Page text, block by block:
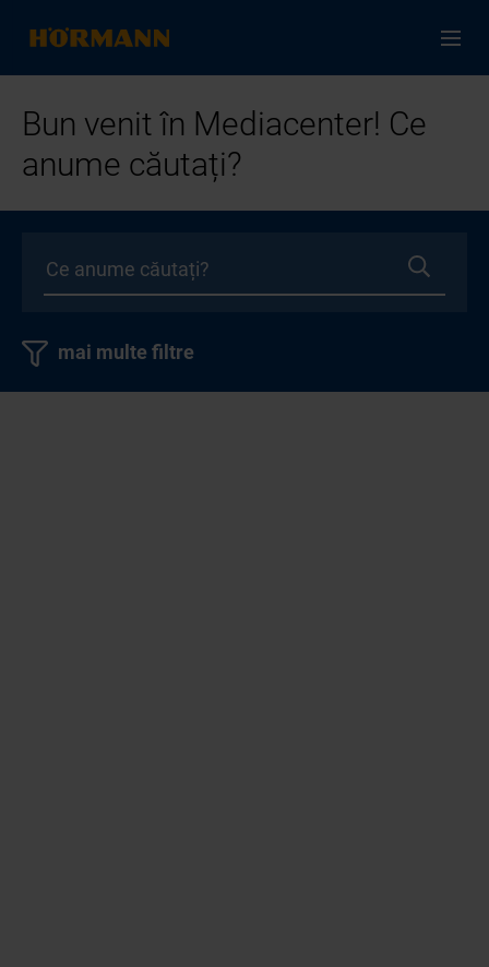
Bun venit în Mediacenter! Ce
anume căutați?
mai multe filtre